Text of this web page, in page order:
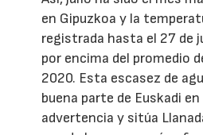
en Gipuzkoa y la
registrada hasta el 27 de
por encima del promedio
2020. Esta escasez de
buena parte de Euskadi
advertencia y sitúa